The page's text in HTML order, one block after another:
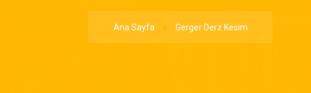
Ana Sayfa Gerger Derz Kesim